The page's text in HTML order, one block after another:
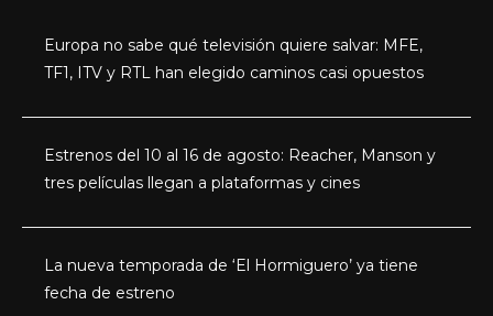
Europa no sabe qué televisión quiere salvar: MFE,
TF1, ITV y RTL han elegido caminos casi opuestos
Estrenos del 10 al 16 de agosto: Reacher, Manson y
tres películas llegan a plataformas y cines
La nueva temporada de ‘El Hormiguero’ ya tiene
fecha de estreno